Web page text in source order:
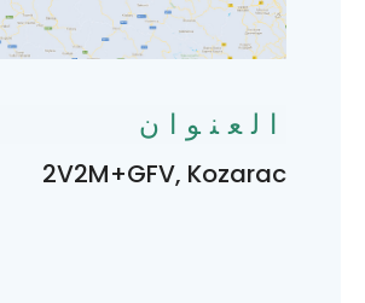
العنوان
2V2M+GFV, Kozarac